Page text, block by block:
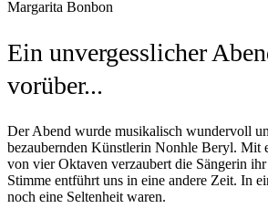
Margarita Bonbon
Ein unvergesslicher
vorüber...
Der Abend wurde musikalisch wundervoll
bezaubernden Künstlerin Nonhle Beryl. Mit
von vier Oktaven verzaubert die Sängerin
Stimme entführt uns in eine andere Zeit. In
noch eine Seltenheit waren.